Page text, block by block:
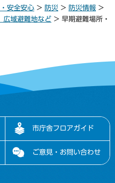
安全安心 > 防災 > 防災情報 >
広域避難地など > 早期避難場所・
市庁舎フロアガイド
ご意見・お問い合わせ